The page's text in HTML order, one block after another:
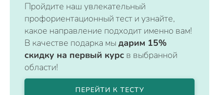
Пройдите наш увлекательный
профориентационный тест и узнайте,
какое направление подходит именно вам!
В качестве подарка мы дарим 15%
скидку на первый курс в выбранной
области!
ПЕРЕЙТИ К ТЕСТУ